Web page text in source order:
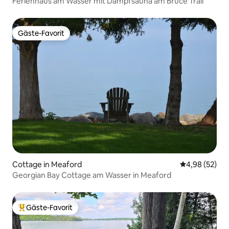
Gäste-Favorit
Gäste-Favorit
Cottage in Meaford
4,98 (52)
Georgian Bay Cottage am Wasser in Meaford
Beliebter Gäste-Favorit.
Gäste-Favorit